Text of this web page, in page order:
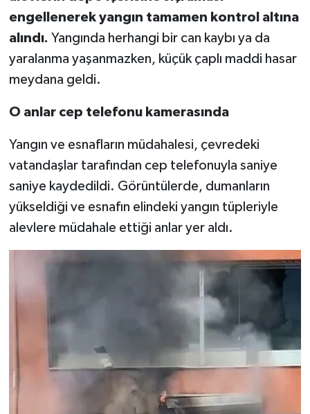
engellenerek yangın tamamen kontrol altına
alındı. Yangında herhangi bir can kaybı ya da
yaralanma yaşanmazken, küçük çaplı maddi hasar
meydana geldi.
O anlar cep telefonu kamerasında
Yangın ve esnafların müdahalesi, çevredeki
vatandaşlar tarafından cep telefonuyla saniye
saniye kaydedildi. Görüntülerde, dumanların
yükseldiği ve esnafın elindeki yangın tüpleriyle
alevlere müdahale ettiği anlar yer aldı.